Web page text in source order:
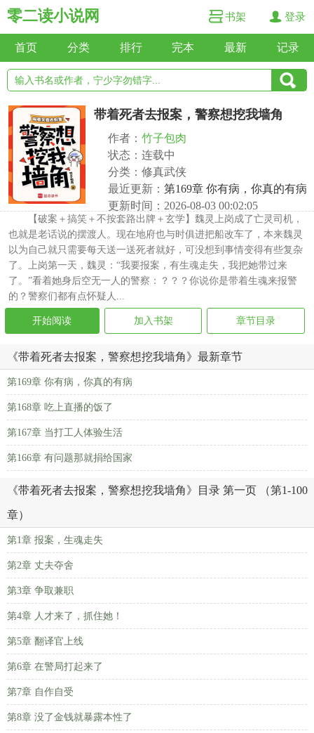
零二读小说网 书架 登录
首页 分类 排行 完本 最新 记录
带着死者去报案，警察想挖我墙角
作者： 竹子包肉
状态：连载中
分类：修真武侠
最近更新： 第169章 你有病，你真的有病
更新时间：2026-08-03 00:02:05
【破案＋搞笑＋不按套路出牌＋玄学】魏灵上岗成了亡灵司机，
也就是老话说的摆渡人。现在地府也与时俱进把船改车了，本来魏灵
以为自己就只需要每天送一送死者就好，可没想到事情变得有些复杂
了。上岗第一天，魏灵：“我要报案，有生魂走失，我把她带过来
了。”看着她身后空无一人的警察：？？？你说你是带着生魂来报警
的？警察们都有点怀疑人...
开始阅读 加入书架 章节目录
《带着死者去报案，警察想挖我墙角》最新章节
第169章 你有病，你真的有病
第168章 吃上直播的饭了
第167章 当打工人体验生活
第166章 有问题那就捐给国家
《带着死者去报案，警察想挖我墙角》目录 第一页 （第1-100
章）
第1章 报案，生魂走失
第2章 丈夫夺舍
第3章 争取兼职
第4章 人才来了，抓住她！
第5章 翻译官上线
第6章 在警局打起来了
第7章 自作自受
第8章 没了金钱就暴露本性了